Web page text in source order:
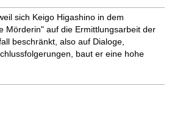
sich Keigo Higashino in dem
Mörderin" auf die Ermittlungsarbeit der
beschränkt, also auf Dialoge,
baut er eine hohe